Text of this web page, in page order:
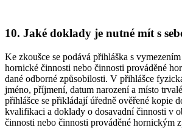
10. Jaké doklady je nutné mít s
Ke zkoušce se podává přihláška s
hornické činnosti nebo činnosti prováděné
dané odborné způsobilosti. V přihlášce
jméno, příjmení, datum narození a místo
přihlášce se přikládají úředně ověřené kopie
kvalifikaci a doklady o dosavadní činnosti v
činnosti nebo činnosti prováděné hornickým